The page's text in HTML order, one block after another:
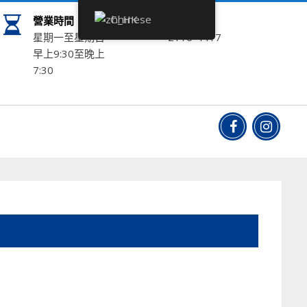
營業時間
星期一至星期日
早上9:30至晚上
7:30
2116-4417
Chinese